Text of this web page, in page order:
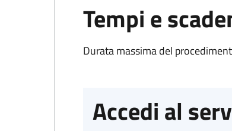
Tempi e
Durata massima del
Accedi al